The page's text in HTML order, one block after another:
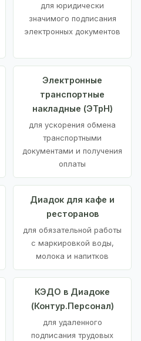
для юридически
значимого подписания
электронных документов
Электронные
транспортные
накладные (ЭТрН)
для ускорения обмена
транспортными
документами и получения
оплаты
Диадок для кафе и
ресторанов
для обязательной работы
с маркировкой воды,
молока и напитков
КЭДО в Диадоке
(Контур.Персонал)
для удаленного
подписания трудовых